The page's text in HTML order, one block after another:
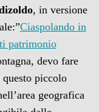
, in versione
Ciaspolando in
patrimonio
devo fare
questo piccolo
geografica